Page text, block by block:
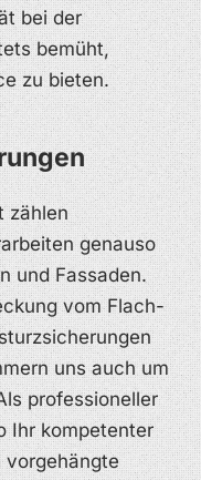
bei der
bemüht,
zu bieten.
zählen
genauso
und Fassaden.
vom Flach-
uns auch um
professioneller
Ihr kompetenter
vorgehängte